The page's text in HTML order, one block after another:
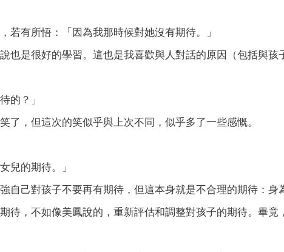
若有所悟：「因為我那時候對她沒有期待。」
也是很好的學習。這也是我喜歡與人對話的原因（包括與孩
的？」
了，但這次的笑似乎與上次不同，似乎多了一些感慨。
兒的期待。」
自己對孩子不要再有期待，但這本身就是不合理的期待：身
待，不如像美鳳說的，重新評估和調整對孩子的期待。畢竟